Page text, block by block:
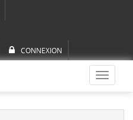
CONNEXION
Toggle